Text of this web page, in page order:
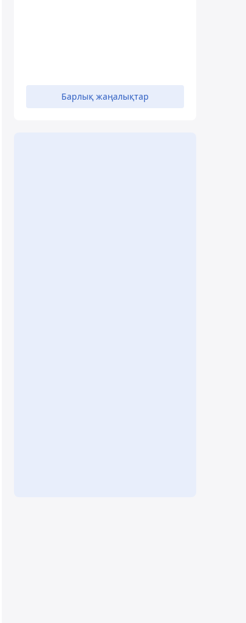
Барлық жаңалықтар